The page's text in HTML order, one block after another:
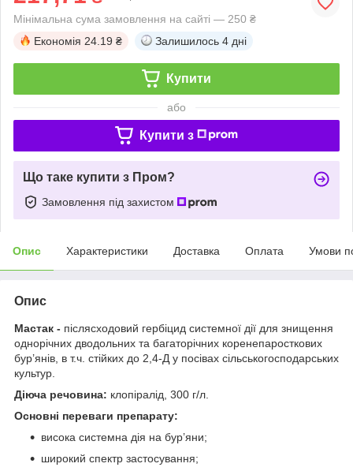
Мінімальна сума замовлення на сайті — 250 ₴
Економія 24.19 ₴ Залишилось 4 дні
Купити
або
Купити з
Що таке купити з Пром?
Замовлення під захистом
Опис Характеристики Доставка Оплата Умови
Опис
Мастак - післясходовий гербіцид системної дії для знищення
однорічних дводольних та багаторічних коренепаросткових
бур’янів, в т.ч. стійких до 2,4-Д у посівах сільськогосподарських
культур.
Діюча речовина: клопіралід, 300 г/л.
Основні переваги препарату:
висока системна дія на бур’яни;
широкий спектр застосування;